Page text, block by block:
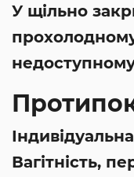
У щільно
Вагітність,